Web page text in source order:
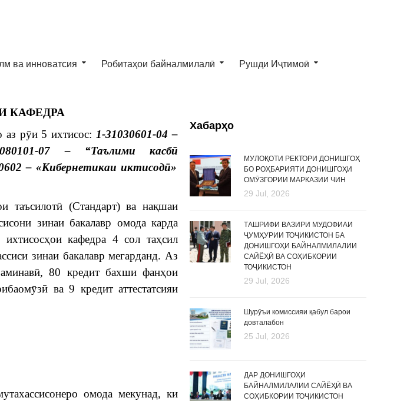
ва инноватсия Робитаҳои байналмилалӣ Рушди Иҷтимоӣ
КАФЕДРА
аз рӯи 5 ихтисос:1-31030601-04 –
07 – “Таълими касбӣ
– «Кибернетикаи иктисодӣ»
таъсилотӣ (Стандарт) ва нақшаи
зинаи бакалавр омода карда
кафедра 4 сол таҳсил
зинаи бакалавр мегарданд. Аз
80 кредит бахши фанҳои
ва 9 кредит аттестатсияи
омода мекунад, ки
Хабарҳо
МУЛОҚОТИ РЕКТОРИ ДОНИШГОҲ
БО РОҲБАРИЯТИ ДОНИШГОҲИ
ОМӮЗГОРИИ МАРКАЗИИ ЧИН
29 Jul, 2026
ТАШРИФИ ВАЗИРИ МУДОФИАИ
ҶУМҲУРИИ ТОҶИКИСТОН БА
ДОНИШГОҲИ БАЙНАЛМИЛАЛИИ
САЙЁҲӢ ВА СОҲИБКОРИИ
ТОҶИКИСТОН
29 Jul, 2026
Шурӯъи комиссияи қабул барои
довталабон
25 Jul, 2026
ДАР ДОНИШГОҲИ
БАЙНАЛМИЛАЛИИ САЙЁҲӢ ВА
СОҲИБКОРИИ ТОҶИКИСТОН